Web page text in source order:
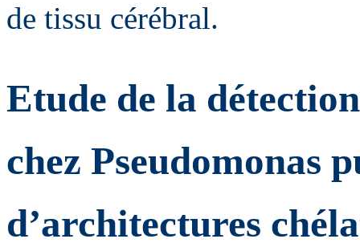
de tissu cérébral.
Etude de la
chez Pseudomonas
d’architectures